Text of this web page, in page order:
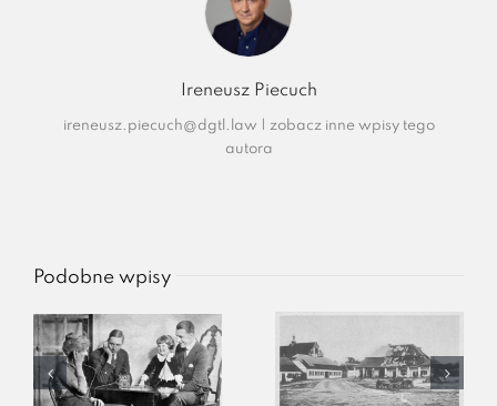
Ireneusz Piecuch
ireneusz.piecuch@dgtl.law
zobacz inne wpisy tego
autora
Podobne wpisy